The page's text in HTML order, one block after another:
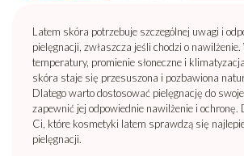
Latem skóra potrzebuje szczególnej uwagi i
pielęgnacji, zwłaszcza jeśli chodzi o
temperatury, promienie słoneczne i
skóra staje się przesuszona i pozbawiona
Dlatego warto dostosować pielęgnację do
zapewnić jej odpowiednie nawilżenie i ochronę.
Ci, które kosmetyki latem sprawdzą się
pielęgnacji.